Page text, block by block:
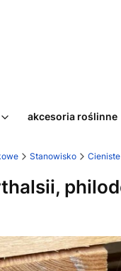
akcesoria roślinne
Stanowisko Cieniste